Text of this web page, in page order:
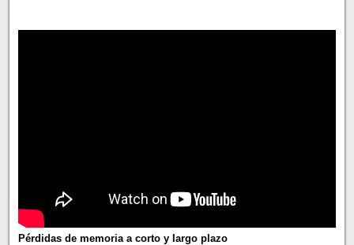
Pérdidas de memoria a corto y largo plazo